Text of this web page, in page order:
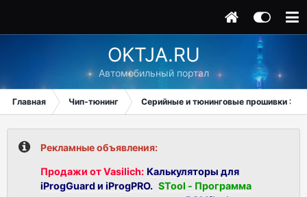
OKTJA.RU
Автомобильный портал
Главная Чип-тюнинг Серийные и тюнинговые прошивки ЭБУ
Рекламные объявления:
Продажи от Vasilich: Калькуляторы для
iProgGuard и iProgPRO. STool - Программа